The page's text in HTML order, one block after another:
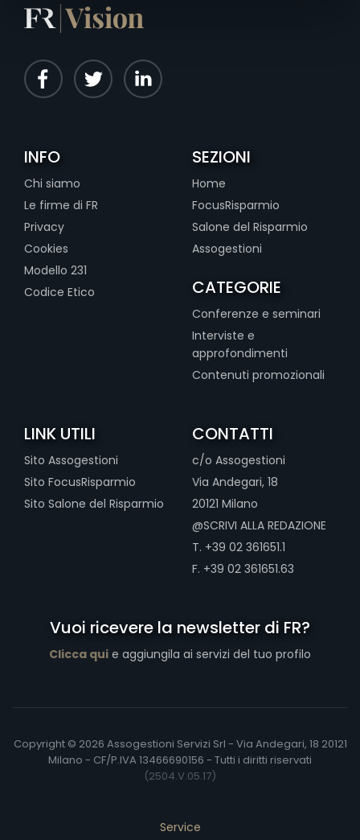
INFO
Chi siamo
Le firme di FR
Privacy
Cookies
Modello 231
Codice Etico
SEZIONI
Home
FocusRisparmio
Salone del Risparmio
Assogestioni
CATEGORIE
Conferenze e seminari
Interviste e
approfondimenti
Contenuti promozionali
LINK UTILI
Sito Assogestioni
Sito FocusRisparmio
Sito Salone del Risparmio
CONTATTI
c/o Assogestioni
Via Andegari, 18
20121 Milano
@SCRIVI ALLA REDAZIONE
T. +39 02 361651.1
F. +39 02 361651.63
Vuoi ricevere la newsletter di FR?
Clicca qui e aggiungila ai servizi del tuo profilo
Copyright © 2026 Assogestioni Servizi Srl - Via Andegari, 18 20121
Milano - CF/P.IVA 13466690156 - Tutti i diritti riservati
(2504.V.05.17)
Service